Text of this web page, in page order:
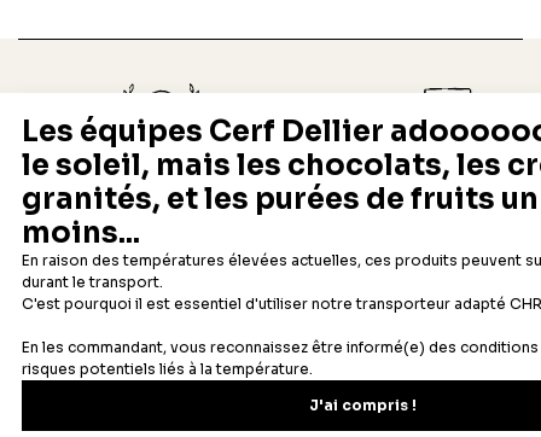
Depuis 1932
Fabricant français reconnu
Livraison rapide 24/48h
Offerte dès 69 € en point
Newsletter
Recevez les recettes, astuces et offres spéciales.